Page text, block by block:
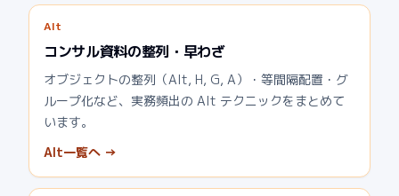
Alt
コンサル資料の整列・早わざ
オブジェクトの整列（Alt, H, G, A）・等間隔配置・グ
ループ化など、実務頻出の Alt テクニックをまとめて
います。
Alt一覧へ →